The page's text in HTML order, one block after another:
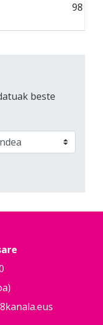
98
beste